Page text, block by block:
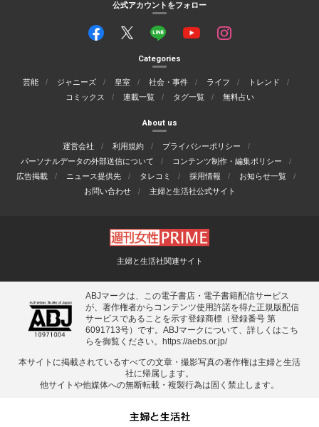
公式アカウントをフォロー
Categories
芸能 ジャニーズ 皇室 社会・事件 ライフ
トレンド
コミックス
連載一覧 タグ一覧 無料占い
About us
運営会社 利用規約
プライバシーポリシー
パーソナルデータの外部送信について
コンテンツ制作・編集ポリシー
広告掲載
ニュース提供先 タレコミ 採用情報
お知らせ一覧
お問い合わせ
主婦と生活社公式サイト
主婦と生活社関連サイト
ABJマークは、この電子書店・電子書籍配信サービス
が、著作権者からコンテンツ使用許諾を得た正規版配信
サービスであることを示す登録商標（登録番号 第
6091713号）です。ABJマークについて、詳しくはこち
らを御覧ください。
https://aebs.or.jp/
本サイトに掲載されているすべての⽂章・撮影写真の著作権は主婦と⽣活
社に帰属します。
他サイトや他媒体への無断転載・複製⾏為は固く禁⽌します。